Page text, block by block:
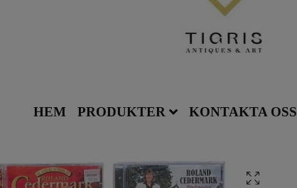
HEM PRODUKTER KONTAKTA OSS